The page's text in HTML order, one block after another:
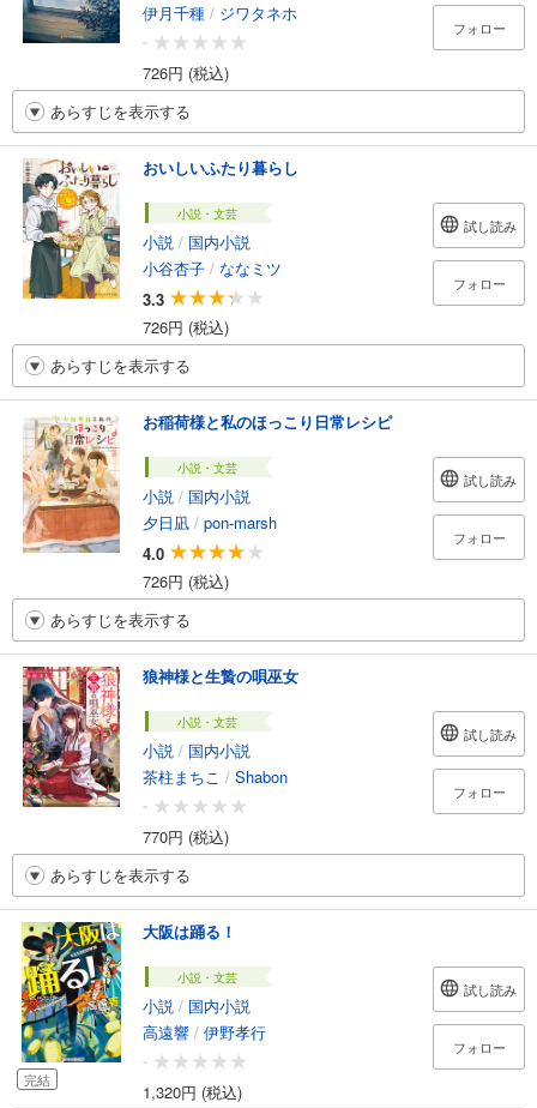
伊月千種 / ジワタネホ
-
726円 (税込)
フォロー
あらすじを表示する
おいしいふたり暮らし
小説・文芸
小説 / 国内小説
小谷杏子 / ななミツ
3.3
726円 (税込)
試し読み
フォロー
あらすじを表示する
お稲荷様と私のほっこり日常レシピ
小説・文芸
小説 / 国内小説
夕日凪 / pon-marsh
4.0
726円 (税込)
試し読み
フォロー
あらすじを表示する
狼神様と生贄の唄巫女
小説・文芸
小説 / 国内小説
茶柱まちこ / Shabon
-
770円 (税込)
試し読み
フォロー
あらすじを表示する
完結
大阪は踊る！
小説・文芸
小説 / 国内小説
高遠響 / 伊野孝行
-
1,320円 (税込)
試し読み
フォロー